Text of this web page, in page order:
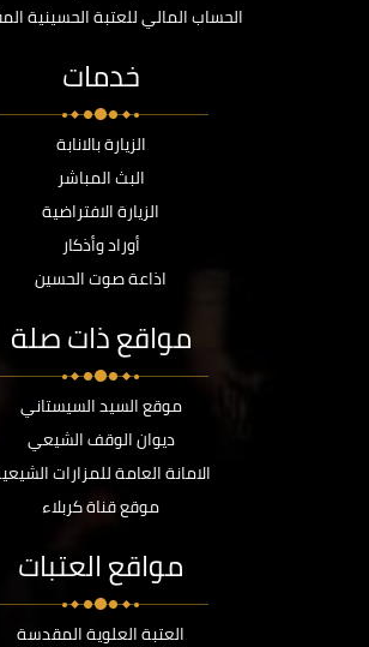
الحساب المالي للعتبة الحسينية
خدمات
الزيارة بالانابة
البث المباشر
الزيارة الافتراضية
أوراد وأذكار
اذاعة صوت الحسين
مواقع ذات صلة
موقع السيد السيستاني
ديوان الوقف الشيعي
الامانة العامة للمزارات
موقع قناة كربلاء
مواقع العتبات
العتبة العلوية المقدسة